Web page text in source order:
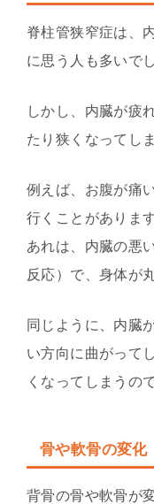
脊柱管狭窄症は、
に思う人も多いで
しかし、内臓が疲
たり狭くなってし
例えば、お腹が痛
行くことがありま
あれは、内臓の悪
反応）で、身体が
同じように、内臓
い方向に曲がって
くなってしまうの
骨や軟骨の変化
背骨の骨や軟骨が